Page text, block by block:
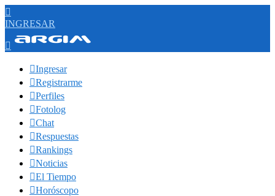

INGRESAR

Ingresar
Registrarme
Perfiles
Fotolog
Chat
Respuestas
Rankings
Noticias
El Tiempo
Horóscopo